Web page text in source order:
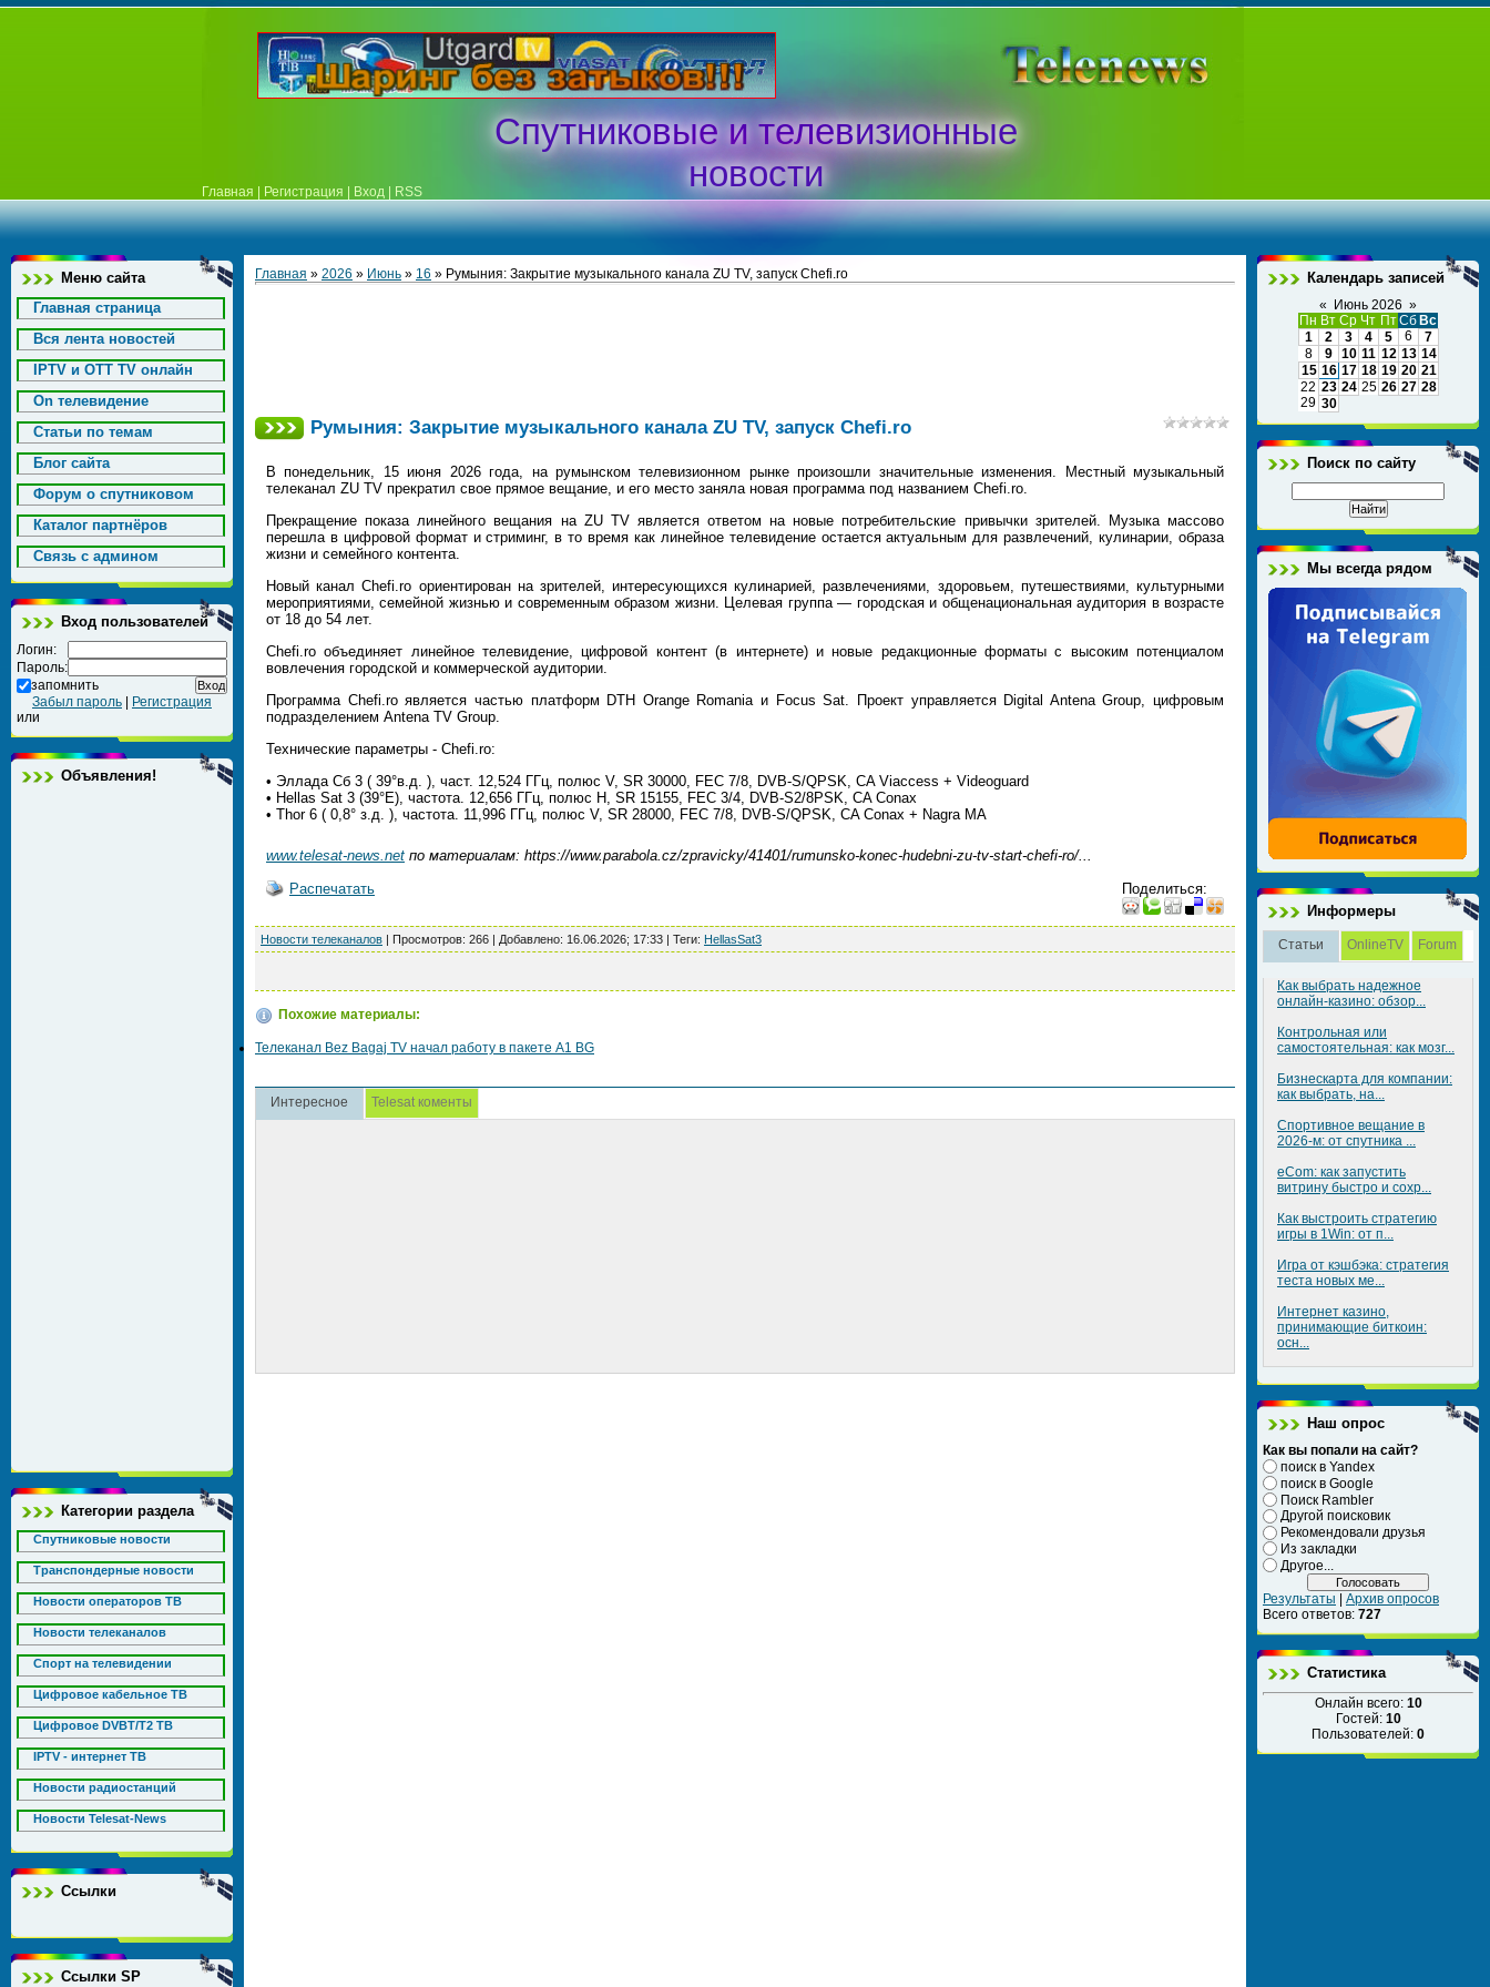
Спутниковые и телевизионные
новости
Главная Регистрация Вход RSS
Меню сайта
Главная страница
Вся лента новостей
IPTV и OTT TV онлайн
On телевидение
Статьи по темам
Блог сайта
Форум о спутниковом
Каталог партнёров
Cвязь с админом
Вход пользователей
Логин:
Пароль:
запомнить
Забыл пароль
Регистрация
или
Объявления!
Категории раздела
Спутниковые новости
Транспондерные новости
Новости операторов ТВ
Новости телеканалов
Спорт на телевидении
Цифровое кабельное ТВ
Цифровое DVBT/T2 ТВ
IPTV - интернет ТВ
Новости радиостанций
Новости Telesat-News
Ссылки
Ссылки SP
Главная » 2026 » Июнь » 16 » Румыния: Закрытие музыкального канала ZU TV, запуск Chefi.ro
Румыния: Закрытие музыкального канала ZU TV, запуск Chefi.ro
В понедельник, 15 июня 2026 года, на румынском телевизионном рынке произошли значительные изменения. Местный музыкальный
телеканал ZU TV прекратил свое прямое вещание, и его место заняла новая программа под названием Chefi.ro.
Прекращение показа линейного вещания на ZU TV является ответом на новые потребительские привычки зрителей. Музыка массово
перешла в цифровой формат и стриминг, в то время как линейное телевидение остается актуальным для развлечений, кулинарии, образа
жизни и семейного контента.
Новый канал Chefi.ro ориентирован на зрителей, интересующихся кулинарией, развлечениями, здоровьем, путешествиями, культурными
мероприятиями, семейной жизнью и современным образом жизни. Целевая группа — городская и общенациональная аудитория в возрасте
от 18 до 54 лет.
Chefi.ro объединяет линейное телевидение, цифровой контент (в интернете) и новые редакционные форматы с высоким потенциалом
вовлечения городской и коммерческой аудитории.
Программа Chefi.ro является частью платформ DTH Orange Romania и Focus Sat. Проект управляется Digital Antena Group, цифровым
подразделением Antena TV Group.
Технические параметры - Chefi.ro:
• Эллада Сб 3 ( 39°в.д. ), част. 12,524 ГГц, полюс V, SR 30000, FEC 7/8, DVB-S/QPSK, CA Viaccess + Videoguard
• Hellas Sat 3 (39°E), частота. 12,656 ГГц, полюс H, SR 15155, FEC 3/4, DVB-S2/8PSK, CA Conax
• Thor 6 ( 0,8° з.д. ), частота. 11,996 ГГц, полюс V, SR 28000, FEC 7/8, DVB-S/QPSK, CA Conax + Nagra MA
www.telesat-news.net по материалам: https://www.parabola.cz/zpravicky/41401/rumunsko-konec-hudebni-zu-tv-start-chefi-ro/...
Распечатать
Поделиться:
Новости телеканалов | Просмотров: 266 | Добавлено: 16.06.2026; 17:33 | Теги: HellasSat3
Похожие материалы:
Телеканал Bez Bagaj TV начал работу в пакете A1 BG
Интересное Telesat коменты
Календарь записей
« Июнь 2026 »
Пн Вт Ср Чт ПтСб Вс
1
2 3 4 5 6
7
8
9 10 11 12 13 14
15 16 17 18 19 20 21
22 23 24 25 26 27 28
29 30
Поиск по сайту
Мы всегда рядом
Информеры
Статьи OnlineTV Forum
Как выбрать надежное
онлайн-казино: обзор...
Контрольная или
самостоятельная: как мозг...
Бизнескарта для компании:
как выбрать, на...
Спортивное вещание в
2026-м: от спутника ...
eCom: как запустить
витрину быстро и сохр...
Как выстроить стратегию
игры в 1Win: от п...
Игра от кэшбэка: стратегия
теста новых ме...
Интернет казино,
принимающие биткоин:
осн...
Наш опрос
Как вы попали на сайт?
поиск в Yandex
поиск в Google
Поиск Rambler
Другой поисковик
Рекомендовали друзья
Из закладки
Другое...
Результаты | Архив опросов
Всего ответов: 727
Статистика
Онлайн всего: 10
Гостей: 10
Пользователей: 0